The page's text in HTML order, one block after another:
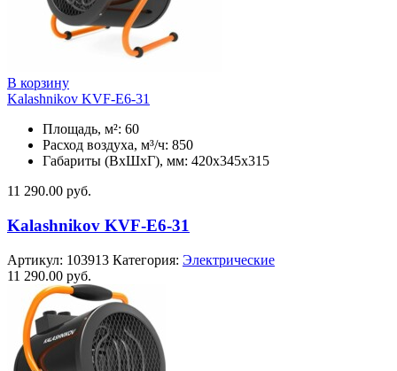
В корзину
Kalashnikov KVF-E6-31
Площадь, м²: 60
Расход воздуха, м³/ч: 850
Габариты (ВхШхГ), мм: 420x345x315
11 290.00 руб.
Kalashnikov KVF-E6-31
Артикул: 103913 Категория: Электрические
11 290.00 руб.